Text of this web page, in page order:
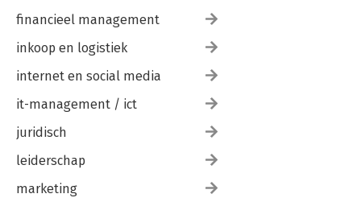
financieel management
inkoop en logistiek
internet en social media
it-management / ict
juridisch
leiderschap
marketing